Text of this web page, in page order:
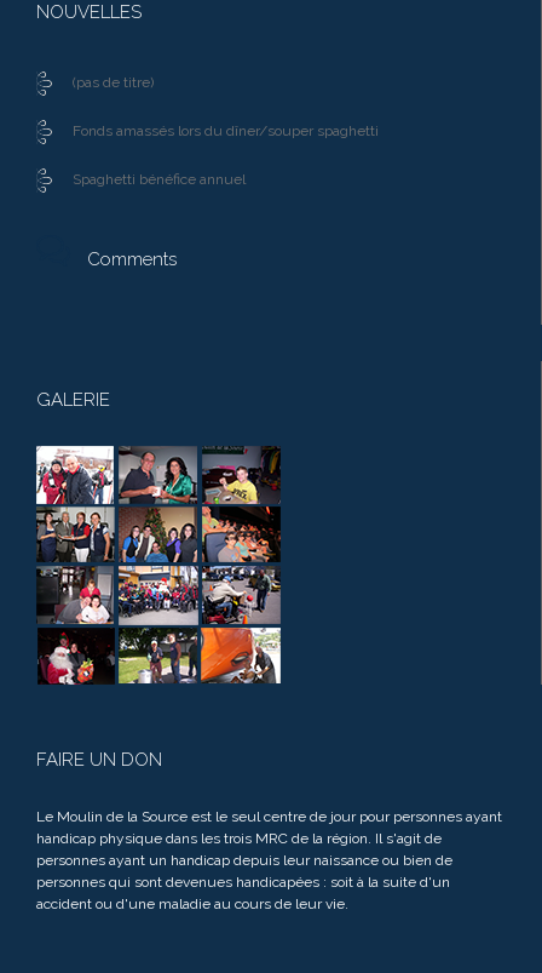
NOUVELLES
(pas de titre)
Fonds amassés lors du dîner/souper spaghetti
Spaghetti bénéfice annuel
Comments
GALERIE
FAIRE UN DON
Le Moulin de la Source est le seul centre de jour pour personnes ayant
handicap physique dans les trois MRC de la région. Il s'agit de
personnes ayant un handicap depuis leur naissance ou bien de
personnes qui sont devenues handicapées : soit à la suite d'un
accident ou d'une maladie au cours de leur vie.